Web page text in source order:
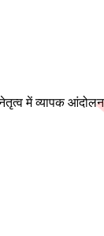
में व्यापक आंदोलन